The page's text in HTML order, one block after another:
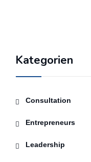
Kategorien
Consultation
Entrepreneurs
Leadership